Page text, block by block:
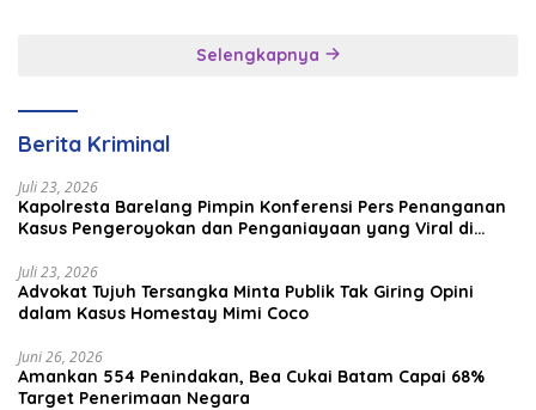
Brunei–Malaysia
Selengkapnya
Berita Kriminal
Juli 23, 2026
Kapolresta Barelang Pimpin Konferensi Pers Penanganan
Kasus Pengeroyokan dan Penganiayaan yang Viral di
Juli 23, 2026
Advokat Tujuh Tersangka Minta Publik Tak Giring Opini
dalam Kasus Homestay Mimi Coco
Juni 26, 2026
Amankan 554 Penindakan, Bea Cukai Batam Capai 68%
Target Penerimaan Negara